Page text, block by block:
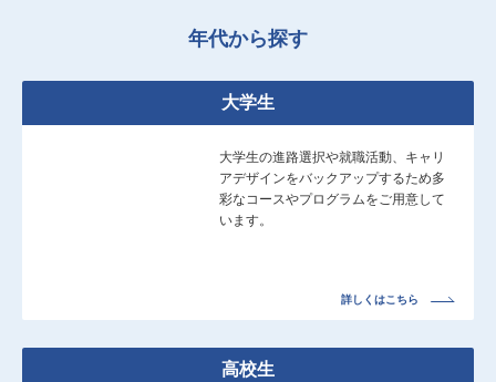
年代から探す
大学生
大学生の進路選択や就職活動、キャリ
アデザインをバックアップするため多
彩なコースやプログラムをご用意して
います。
詳しくはこちら
高校生